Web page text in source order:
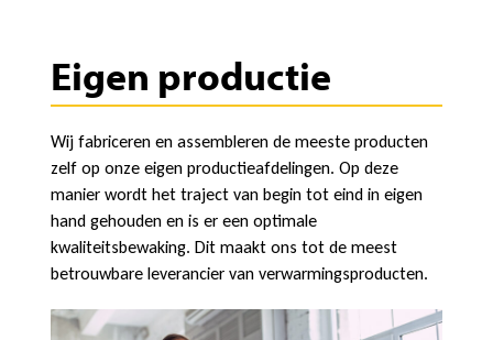
Eigen productie
Wij fabriceren en assembleren de meeste producten
zelf op onze eigen productieafdelingen. Op deze
manier wordt het traject van begin tot eind in eigen
hand gehouden en is er een optimale
kwaliteitsbewaking. Dit maakt ons tot de meest
betrouwbare leverancier van verwarmingsproducten.